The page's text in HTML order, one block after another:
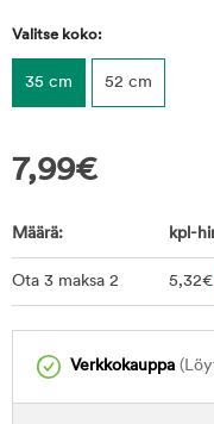
Valitse koko:
35 cm 52 cm
7,99€
Määrä: kpl-
Ota 3 maksa 2 5,32€
Verkkokauppa